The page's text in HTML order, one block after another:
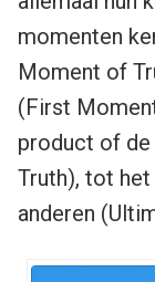
momenten
Moment of
(First
product of
Truth), tot
anderen